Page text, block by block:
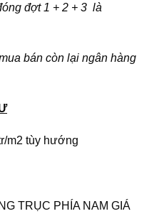
đợt 1 + 2 + 3 là
bán còn lại ngân hàng
m2 tùy hướng
TRỤC PHÍA NAM GIÁ